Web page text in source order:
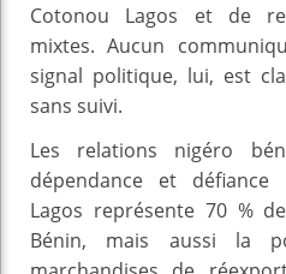
Cotonou Lagos et de
mixtes. Aucun
signal politique, lui, est
sans suivi.
Les relations nigéro
dépendance et défiance
Lagos représente 70 %
Bénin, mais aussi la